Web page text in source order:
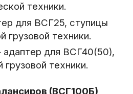
техники.
для ВСГ25, ступицы
грузовой техники.
для ВСГ40(50),
техники.
(ВСГ100Б)